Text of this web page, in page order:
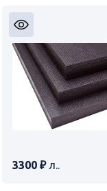
3300 ₽л..